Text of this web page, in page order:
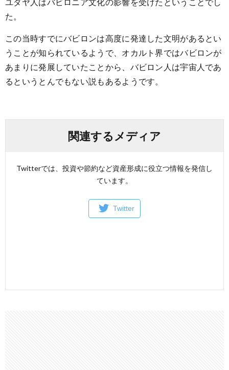
た。
この当時すでにバビロンは高度に発達した文明があるとい
うことが知られているようで、オカルト界ではバビロンが
あまりに発展していたことから、バビロン人は宇宙人であ
るというとんでもない説もあるようです。
関連するメディア
Twitterでは、投資や節約など資産形成に役立つ情報を発信し
ています。
Twitter